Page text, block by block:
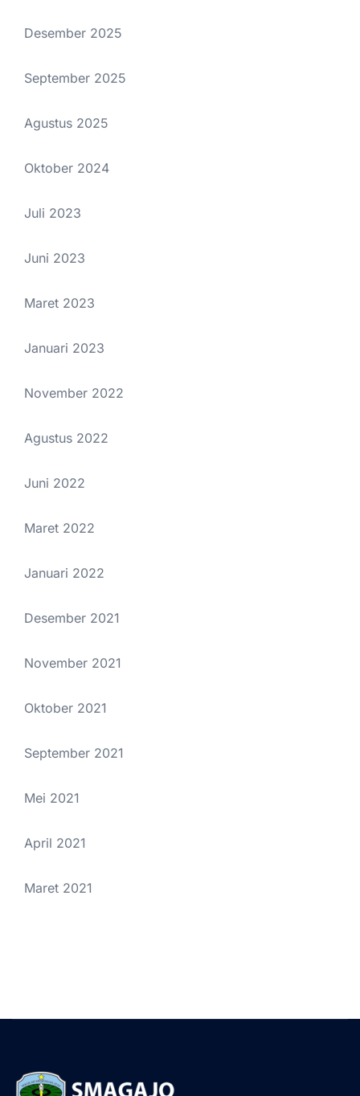
Desember 2025
September 2025
Agustus 2025
Oktober 2024
Juli 2023
Juni 2023
Maret 2023
Januari 2023
November 2022
Agustus 2022
Juni 2022
Maret 2022
Januari 2022
Desember 2021
November 2021
Oktober 2021
September 2021
Mei 2021
April 2021
Maret 2021